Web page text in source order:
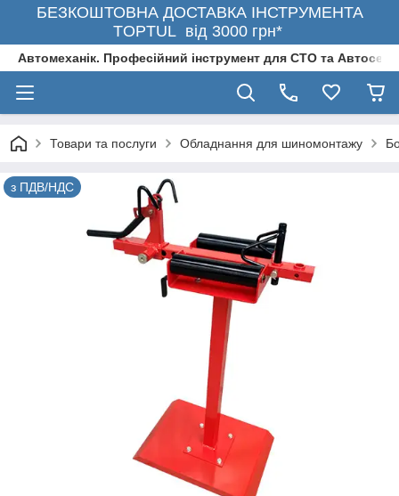
БЕЗКОШТОВНА ДОСТАВКА ІНСТРУМЕНТА
TOPTUL від 3000 грн*
Автомеханік. Професійний інструмент для СТО та
Товари та послуги Обладнання для шиномонтажу
з ПДВ/НДС